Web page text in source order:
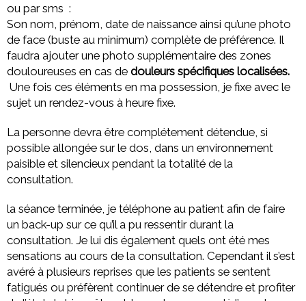
ou par sms :
Son nom, prénom, date de naissance ainsi qu’une photo
de face (buste au minimum) complète de préférence. Il
faudra ajouter une photo supplémentaire des zones
douloureuses en cas de douleurs spécifiques localisées.
Une fois ces éléments en ma possession, je fixe avec le
sujet un rendez-vous à heure fixe.
La personne devra être complétement détendue, si
possible allongée sur le dos, dans un environnement
paisible et silencieux pendant la totalité de la
consultation.
la séance terminée, je téléphone au patient afin de faire
un back-up sur ce qu’il a pu ressentir durant la
consultation. Je lui dis également quels ont été mes
sensations au cours de la consultation. Cependant il s’est
avéré à plusieurs reprises que les patients se sentent
fatigués ou préfèrent continuer de se détendre et profiter